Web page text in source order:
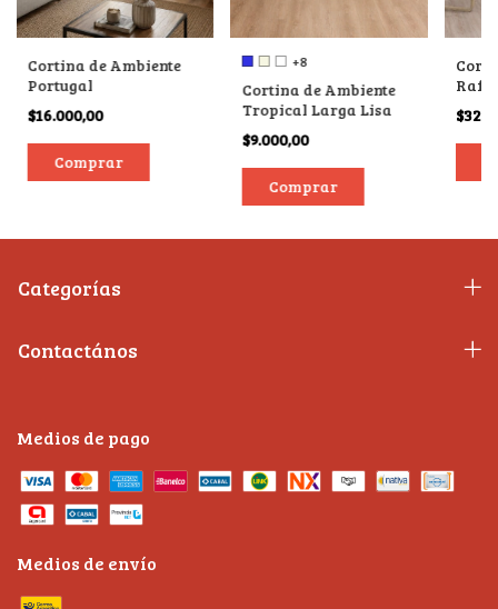
Cortina de Ambiente
Portugal
$16.000,00
+8
Cortina de Ambiente
Tropical Larga Lisa
$9.000,00
Comprar
Categorías
Contactános
Medios de pago
Medios de envío